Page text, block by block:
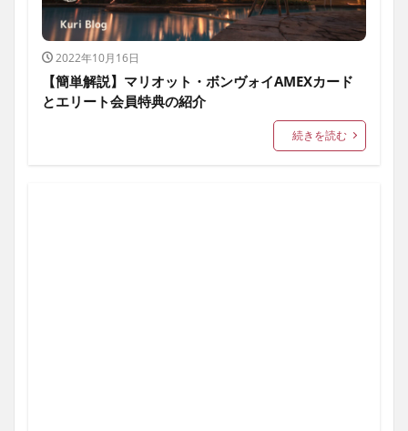
2022年10月16日
【簡単解説】マリオット・ボンヴォイAMEXカード
とエリート会員特典の紹介
続きを読む